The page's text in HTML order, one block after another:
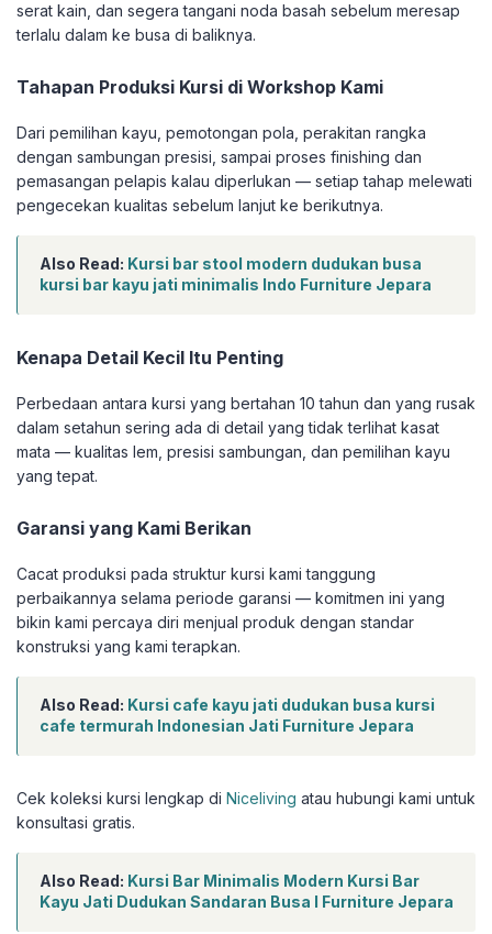
serat kain, dan segera tangani noda basah sebelum meresap
terlalu dalam ke busa di baliknya.
Tahapan Produksi Kursi di Workshop Kami
Dari pemilihan kayu, pemotongan pola, perakitan rangka
dengan sambungan presisi, sampai proses finishing dan
pemasangan pelapis kalau diperlukan — setiap tahap melewati
pengecekan kualitas sebelum lanjut ke berikutnya.
Also Read: Kursi bar stool modern dudukan busa
kursi bar kayu jati minimalis Indo Furniture Jepara
Kenapa Detail Kecil Itu Penting
Perbedaan antara kursi yang bertahan 10 tahun dan yang rusak
dalam setahun sering ada di detail yang tidak terlihat kasat
mata — kualitas lem, presisi sambungan, dan pemilihan kayu
yang tepat.
Garansi yang Kami Berikan
Cacat produksi pada struktur kursi kami tanggung
perbaikannya selama periode garansi — komitmen ini yang
bikin kami percaya diri menjual produk dengan standar
konstruksi yang kami terapkan.
Also Read: Kursi cafe kayu jati dudukan busa kursi
cafe termurah Indonesian Jati Furniture Jepara
Cek koleksi kursi lengkap di Niceliving atau hubungi kami untuk
konsultasi gratis.
Also Read: Kursi Bar Minimalis Modern Kursi Bar
Kayu Jati Dudukan Sandaran Busa I Furniture Jepara